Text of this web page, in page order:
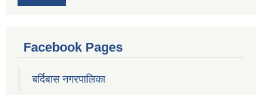
Facebook Pages
बर्दिबास नगरपालिका